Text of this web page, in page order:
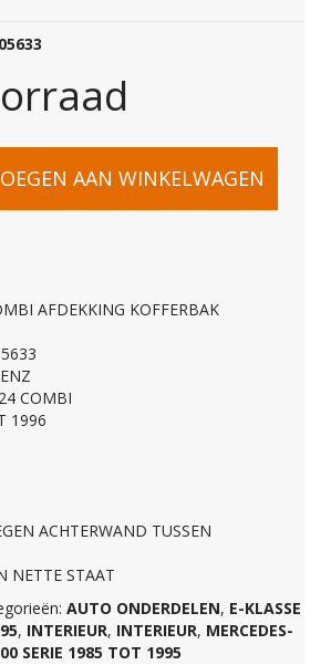
AAN WINKELWAGEN
AFDEKKING KOFFERBAK
COMBI
1996
ACHTERWAND TUSSEN
NETTE STAAT
AUTO ONDERDELEN, E-KLASSE
, INTERIEUR, INTERIEUR, MERCEDES-
SERIE 1985 TOT 1995